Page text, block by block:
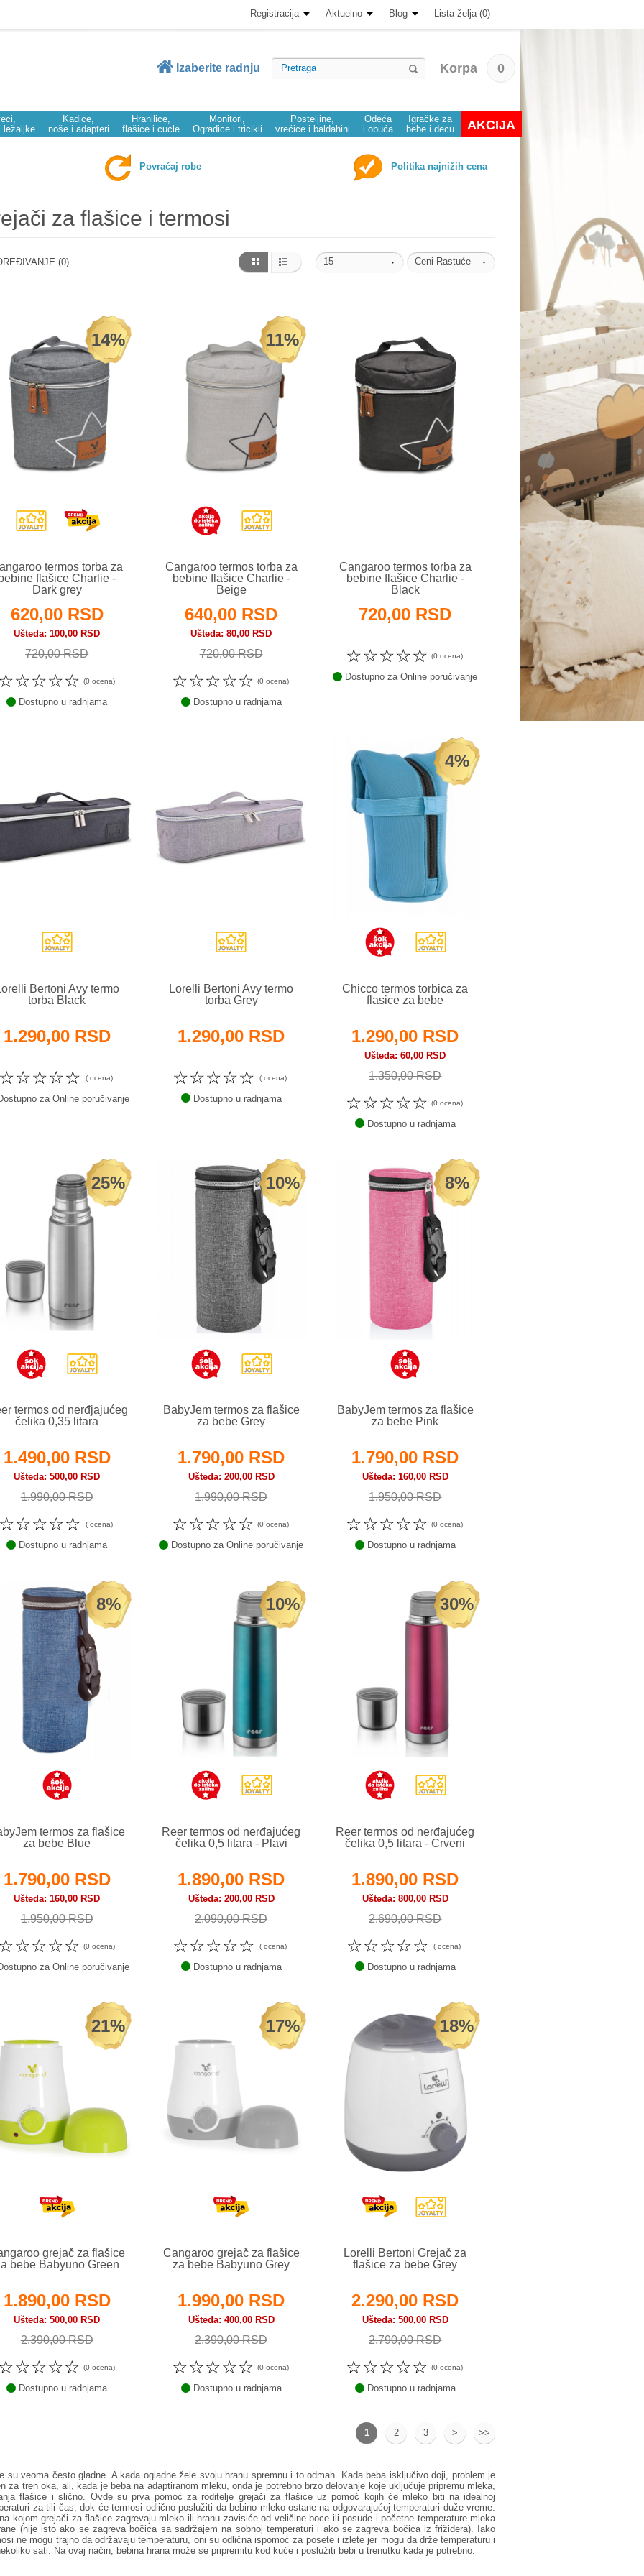
Registracija Aktuelno Blog Lista želja (0)
Izaberite radnju Korpa 0
ležaljke
Kadice,
noše i adapteri
Hranilice,
flašice i cucle
Monitori,
Ogradice i tricikli
Posteljine,
vrećice i baldahini
Odeća
i obuća
Igračke za
bebe i decu
AKCIJA
Povraćaj robe Politika najnižih cena
za flašice i termosi
(0)
14%
termos torba za
flašice Charlie -
Dark grey
620,00 RSD
Ušteda 100,00 RSD
720,00 RSD
☆
☆
☆
☆ (0 ocena)
Dostupno u radnjama
11%
Cangaroo termos torba za
bebine flašice Charlie -
Beige
640,00 RSD
Ušteda 80,00 RSD
720,00 RSD
☆
☆
☆
☆
☆ (0 ocena)
Dostupno u radnjama
Cangaroo termos torba za
bebine flašice Charlie -
Black
720,00 RSD
☆
☆
☆
☆
☆ (0 ocena)
Dostupno za Online poručivanje
Bertoni Avy termo
torba Black
1.290,00 RSD
☆
☆
☆
☆ ( ocena)
za Online poručivanje
Lorelli Bertoni Avy termo
torba Grey
1.290,00 RSD
☆
☆
☆
☆
☆ ( ocena)
Dostupno u radnjama
4%
Chicco termos torbica za
flasice za bebe
1.290,00 RSD
Ušteda 60,00 RSD
1.350,00 RSD
☆
☆
☆
☆
☆ (0 ocena)
Dostupno u radnjama
25%
termos od nerđjajućeg
čelika 0,35 litara
1.490,00 RSD
Ušteda 500,00 RSD
1.990,00 RSD
☆
☆
☆
☆ ( ocena)
Dostupno u radnjama
10%
BabyJem termos za flašice
za bebe Grey
1.790,00 RSD
Ušteda 200,00 RSD
1.990,00 RSD
☆
☆
☆
☆
☆ (0 ocena)
Dostupno za Online poručivanje
8%
BabyJem termos za flašice
za bebe Pink
1.790,00 RSD
Ušteda 160,00 RSD
1.950,00 RSD
☆
☆
☆
☆
☆ (0 ocena)
Dostupno u radnjama
8%
termos za flašice
za bebe Blue
1.790,00 RSD
Ušteda 160,00 RSD
1.950,00 RSD
☆
☆
☆
☆ (0 ocena)
za Online poručivanje
10%
Reer termos od nerđajućeg
čelika 0,5 litara - Plavi
1.890,00 RSD
Ušteda 200,00 RSD
2.090,00 RSD
☆
☆
☆
☆
☆ ( ocena)
Dostupno u radnjama
30%
Reer termos od nerđajućeg
čelika 0,5 litara - Crveni
1.890,00 RSD
Ušteda 800,00 RSD
2.690,00 RSD
☆
☆
☆
☆
☆ ( ocena)
Dostupno u radnjama
21%
grejač za flašice
bebe Babyuno Green
1.890,00 RSD
Ušteda 500,00 RSD
2.390,00 RSD
☆
☆
☆
☆ (0 ocena)
Dostupno u radnjama
17%
Cangaroo grejač za flašice
za bebe Babyuno Grey
1.990,00 RSD
Ušteda 400,00 RSD
2.390,00 RSD
☆
☆
☆
☆
☆ (0 ocena)
Dostupno u radnjama
18%
Lorelli Bertoni Grejač za
flašice za bebe Grey
2.290,00 RSD
Ušteda 500,00 RSD
2.790,00 RSD
☆
☆
☆
☆
☆ (0 ocena)
Dostupno u radnjama
1 2 3 > >>
su veoma često gladne. A kada ogladne žele svoju hranu spremnu i to odmah. Kada beba isključivo doji, problem je
za tren oka, ali, kada je beba na adaptiranom mleku, onda je potrebno brzo delovanje koje uključuje pripremu mleka,
flašice i slično. Ovde su prva pomoć za roditelje grejači za flašice uz pomoć kojih će mleko biti na idealnoj
za tili čas, dok će termosi odlično poslužiti da bebino mleko ostane na odgovarajućoj temperaturi duže vreme.
kojom grejači za flašice zagrevaju mleko ili hranu zavisiće od veličine boce ili posude i početne temperature mleka
(nije isto ako se zagreva bočica sa sadržajem na sobnoj temperaturi i ako se zagreva bočica iz frižidera). Iako
ne mogu trajno da održavaju temperaturu, oni su odlična ispomoć za posete i izlete jer mogu da drže temperaturu i
sati. Na ovaj način, bebina hrana može se pripremitu kod kuće i poslužiti bebi u trenutku kada je potrebno.